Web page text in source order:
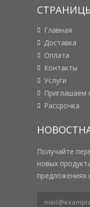
Главная
Доставка
Оплата
Контакты
Услуги
Приглашаем
Рассрочка
Получайте
новых
предложениях